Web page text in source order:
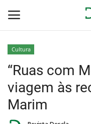
Home
Cultura
“Ruas com
viagem às
Marim